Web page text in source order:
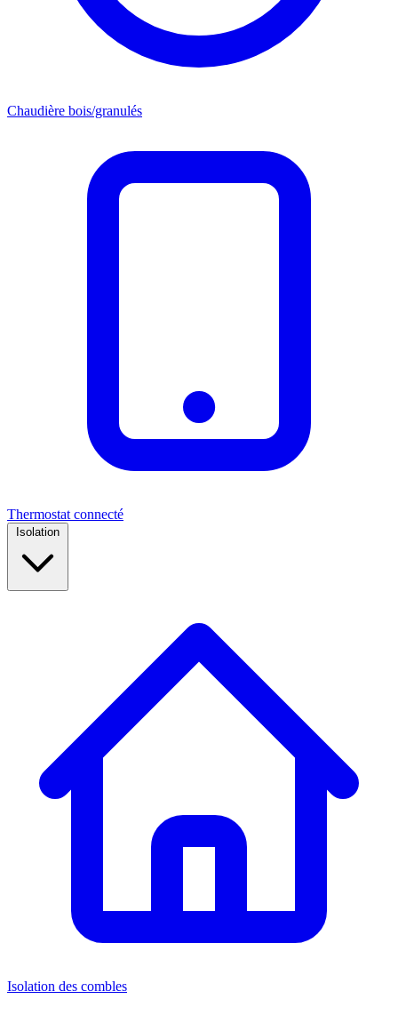
Chaudière bois/granulés
Thermostat connecté
Isolation des combles